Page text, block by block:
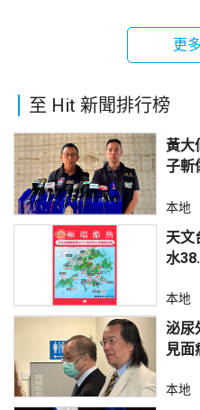
更
至 Hit 新聞排行榜
黃大
子斬
本地
天文
水
本地
泌尿
見
本地